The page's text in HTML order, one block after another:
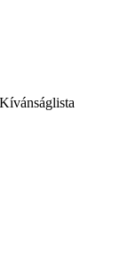
Kívánságlista